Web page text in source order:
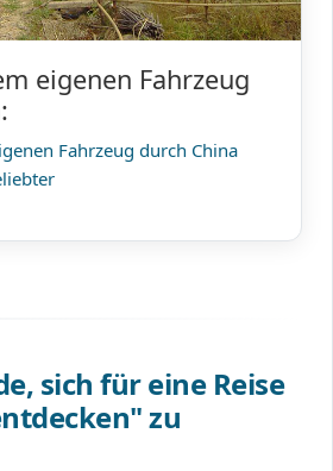
eigenen Fahrzeug
Fahrzeug durch China
sich für eine Reise
zu